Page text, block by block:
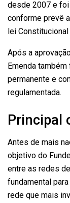
desde 2007 e
conforme prevê
lei Constitucional
Após a
Emenda
permanente e
regulamentada.
Principal
Antes de mais
objetivo do
entre as redes
fundamental
rede que mais